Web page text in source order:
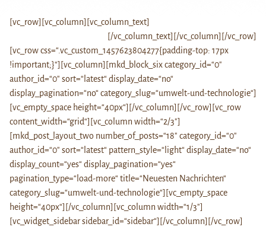
[vc_row][vc_column][vc_column_text]
[/vc_column_text][/vc_column][/vc_row]
[vc_row css=“.vc_custom_1457623804277{padding-top: 17px
!important;}“][vc_column][mkd_block_six category_id=“0″
author_id=“0″ sort=“latest“ display_date=“no“
display_pagination=“no“ category_slug=“umwelt-und-technologie“]
[vc_empty_space height=“40px“][/vc_column][/vc_row][vc_row
content_width=“grid“][vc_column width=“2/3″]
[mkd_post_layout_two number_of_posts=“18″ category_id=“0″
author_id=“0″ sort=“latest“ pattern_style=“light“ display_date=“no“
display_count=“yes“ display_pagination=“yes“
pagination_type=“load-more“ title=“Neuesten Nachrichten“
category_slug=“umwelt-und-technologie“][vc_empty_space
height=“40px“][/vc_column][vc_column width=“1/3″]
[vc_widget_sidebar sidebar_id=“sidebar“][/vc_column][/vc_row]